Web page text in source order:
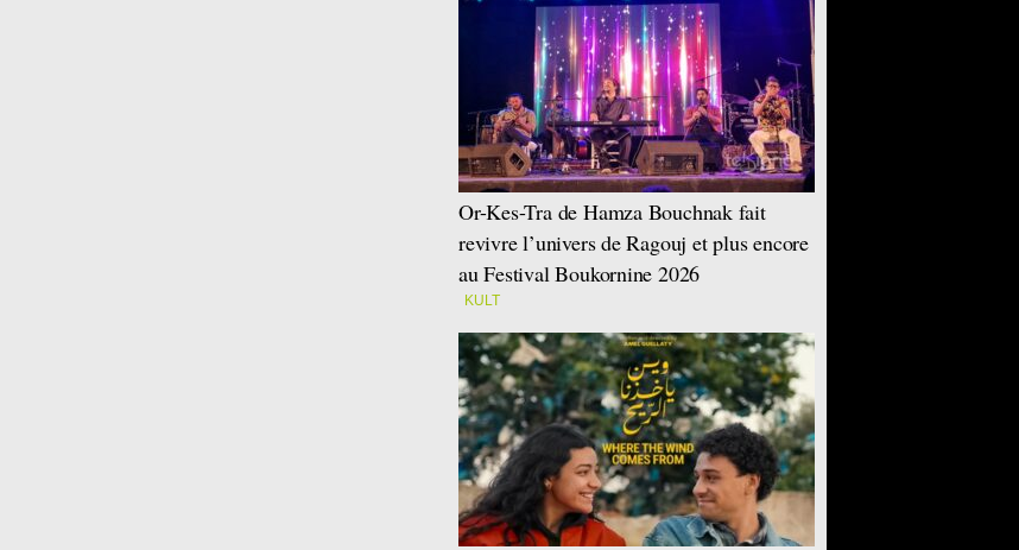
Or-Kes-Tra de Hamza Bouchnak fait
revivre l’univers de Ragouj et plus encore
au Festival Boukornine 2026
KULT